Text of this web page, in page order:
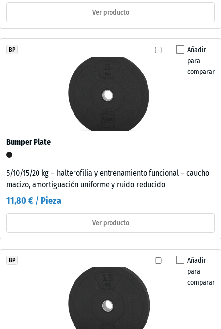
Ver producto
Añadir
para
comparar
BP
Bumper Plate
5/10/15/20 kg – halterofilia y entrenamiento funcional – caucho
macizo, amortiguación uniforme y ruido reducido
11,80 € / Pieza
Ver producto
Añadir
para
comparar
BP